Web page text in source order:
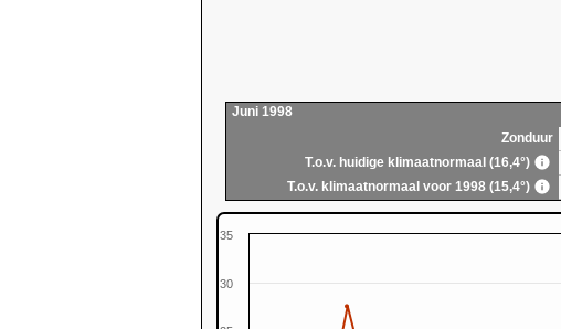
Juni 1998
Zonduur
T.o.v. huidige klimaatnormaal (16,4°)
T.o.v. klimaatnormaal voor 1998 (15,4°)
30
35